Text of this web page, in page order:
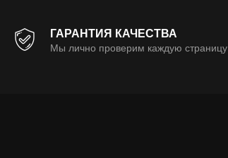
ГАРАНТИЯ КАЧЕСТВА
Мы лично проверим каждую страницу